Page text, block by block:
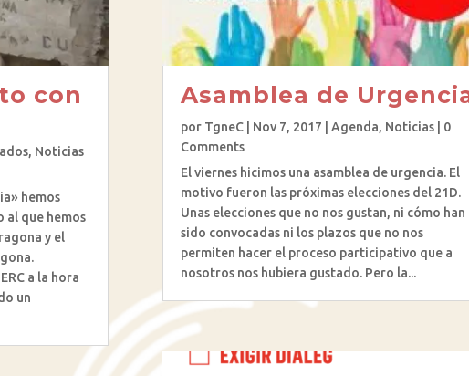
con
, Noticias
hemos
al que hemos
y el
a la hora
un
Asamblea de
por TgneC| Nov 7, 2017 Agenda, Noticias| 0
Comments
El viernes hicimos una asamblea de urgencia. El
motivo fueron las próximas elecciones del 21D.
Unas elecciones que no nos gustan, ni cómo han
sido convocadas ni los plazos que no nos
permiten hacer el proceso participativo que a
nosotros nos hubiera gustado. Pero la...